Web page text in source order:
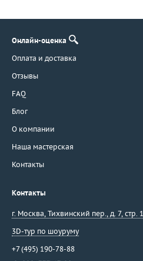
Онлайн-оценка
Оплата и доставка
Отзывы
FAQ
Блог
О компании
Наша мастерская
Контакты
Контакты
г. Москва Тихвинский пер., д. 7, стр. 1.
3D-тур по шоуруму
+7 (495) 190-78-88